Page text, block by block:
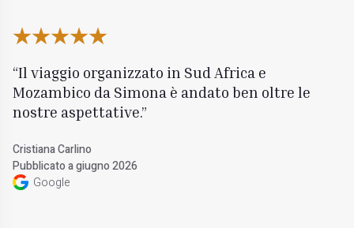
Il viaggio organizzato in Sud Africa e
Mozambico da Simona è andato ben oltre le
nostre aspettative.
Cristiana Carlino
Pubblicato a giugno 2026
Google